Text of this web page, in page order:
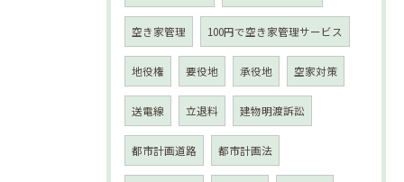
空き家管理 100円で空き家管理サービス
地役権 要役地 承役地 空家対策
送電線 立退料 建物明渡訴訟
都市計画道路 都市計画法